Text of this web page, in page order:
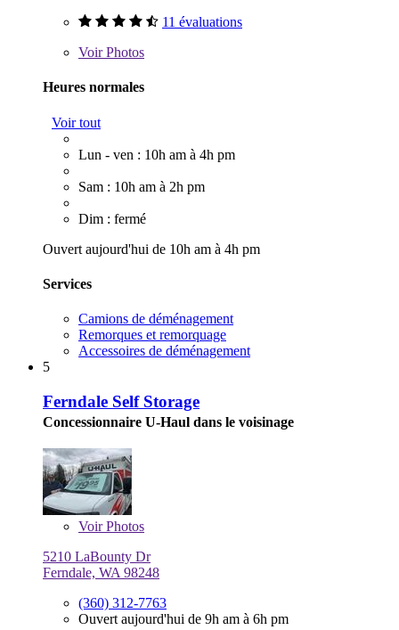
11 évaluations
VoirPhotos
Heures normales
Voir tout
Lun - ven : 10h am à 4h pm
Sam : 10h am à 2h pm
Dim : fermé
Ouvert aujourd'hui de 10h am à 4h pm
Services
Camions de déménagement
Remorques et remorquage
Accessoires de déménagement
5
Ferndale Self Storage
Concessionnaire U-Haul dans le voisinage
VoirPhotos
5210 LaBounty Dr
Ferndale, WA 98248
(360) 312-7763
Ouvert aujourd'hui de 9h am à 6h pm